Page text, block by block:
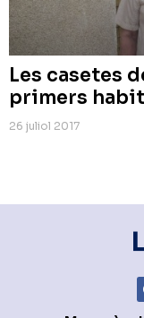
Les casetes
primers
26 juliol 2017